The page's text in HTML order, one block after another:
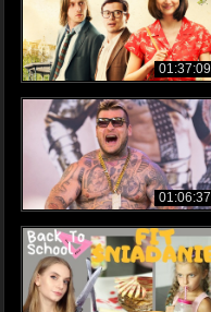
01:37:09
01:06:37